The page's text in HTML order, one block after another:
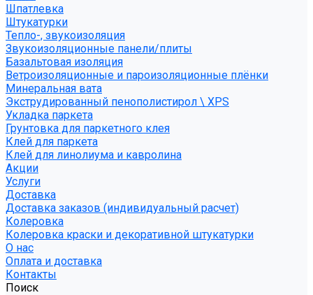
Шпатлевка
Штукатурки
Тепло-, звукоизоляция
Звукоизоляционные панели/плиты
Базальтовая изоляция
Ветроизоляционные и пароизоляционные плёнки
Минеральная вата
Экструдированный пенополистирол \ XPS
Укладка паркета
Грунтовка для паркетного клея
Клей для паркета
Клей для линолиума и кавролина
Акции
Услуги
Доставка
Доставка заказов (индивидуальный расчет)
Колеровка
Колеровка краски и декоративной штукатурки
О нас
Оплата и доставка
Контакты
Поиск